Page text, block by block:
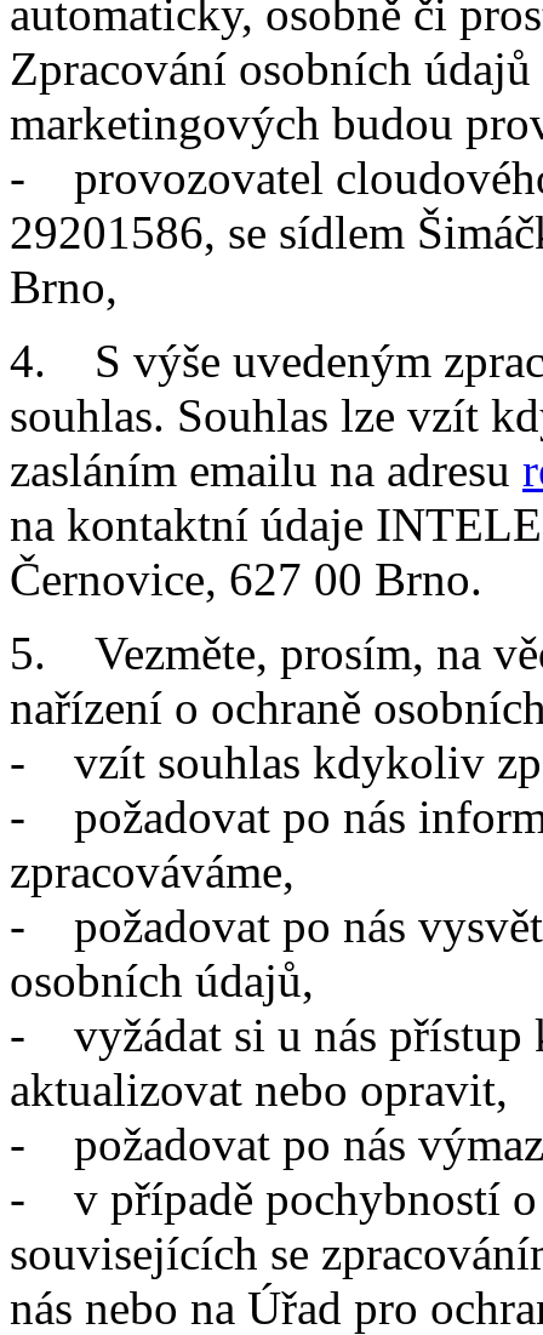
automaticky, osobně či
Zpracování osobních
marketingových budou
- provozovatel
29201586, se sídlem
Brno,
4. S výše uvedeným
souhlas. Souhlas lze vzít
zasláním emailu na adresu
na kontaktní údaje
Černovice, 627 00 Brno.
5. Vezměte, prosím, na
nařízení o ochraně
- vzít souhlas kdykoliv
- požadovat po nás
zpracováváme,
- požadovat po nás
osobních údajů,
- vyžádat si u nás přístup
aktualizovat nebo opravit,
- požadovat po nás
- v případě pochybností
souvisejících se
nás nebo na Úřad pro